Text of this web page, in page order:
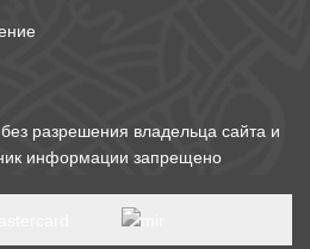
разрешения владельца сайта и
информации запрещено